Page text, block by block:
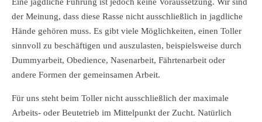
Eine jagdliche Führung ist jedoch keine Voraussetzung. Wir sind
der Meinung, dass diese Rasse nicht ausschließlich in jagdliche
Hände gehören muss. Es gibt viele Möglichkeiten, einen Toller
sinnvoll zu beschäftigen und auszulasten, beispielsweise durch
Dummyarbeit, Obedience, Nasenarbeit, Fährtenarbeit oder
andere Formen der gemeinsamen Arbeit.
Für uns steht beim Toller nicht ausschließlich der maximale
Arbeits- oder Beutetrieb im Mittelpunkt der Zucht. Natürlich